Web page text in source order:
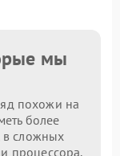
мы
похожи на
более
в сложных
процессора.